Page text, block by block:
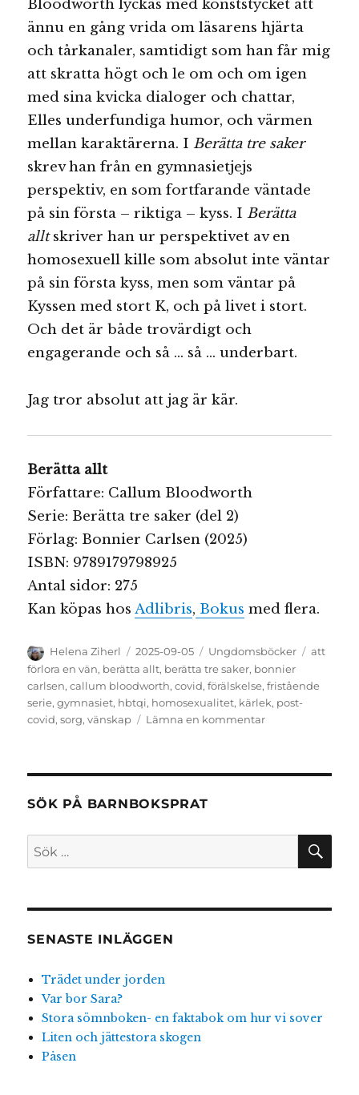
Bloodworth lyckas med konststycket att
ännu en gång vrida om läsarens hjärta
och tårkanaler, samtidigt som han får mig
att skratta högt och le om och om igen
med sina kvicka dialoger och chattar,
Elles underfundiga humor, och värmen
mellan karaktärerna. IBerätta tre saker
skrev han från en gymnasietjejs
perspektiv, en som fortfarande väntade
på sin första – riktiga – kyss. IBerätta
alltskriver han ur perspektivet av en
homosexuell kille som absolut inte väntar
på sin första kyss, men som väntar på
Kyssen med stort K, och på livet i stort.
Och det är både trovärdigt och
engagerande och så … så … underbart.
Jag tror absolut att jag är kär.
Berätta allt
Författare: Callum Bloodworth
Serie: Berätta tre saker (del 2)
Förlag: Bonnier Carlsen (2025)
ISBN: 9789179798925
Antal sidor: 275
Kan köpas hosAdlibris, Bokus med flera.
Författare
Helena Ziherl
Publicerat
den
2025-09-05 Kategorier
Ungdomsböcker Etiketter
att
förlora en vän, berätta allt, berätta tre saker, bonnier
carlsen,callum bloodworth,covid,förälskelse,fristående
serie,gymnasiet, hbtqi, homosexualitet, kärlek, post-
covid,sorg,vänskap Lämna en kommentartill
SÖK PÅ BARNBOKSPRAT
Sök
SENASTE INLÄGGEN
Trädet under jorden
Var bor Sara?
Stora sömnboken- en faktabok om hur vi sover
Liten och jättestora skogen
Påsen